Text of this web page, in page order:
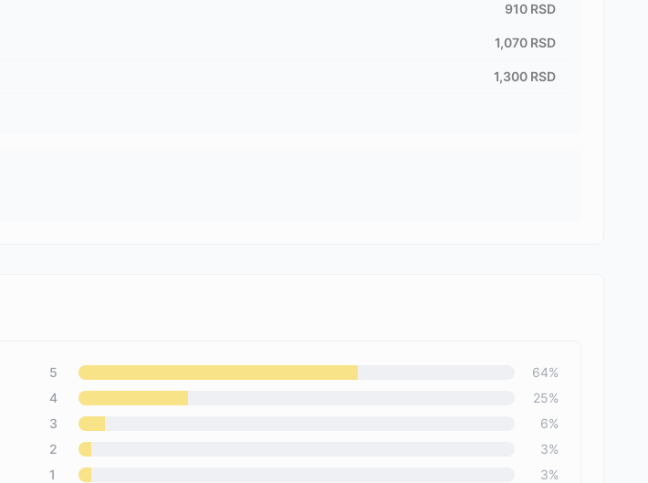
910 RSD
1,070 RSD
1,300 RSD
5 64%
4
25%
3
6%
2
3%
1
3%